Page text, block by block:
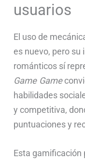
usuarios
El uso de
es nuevo, pero
románticos sí
Game Game
habilidades
y competitiva,
puntuaciones y
Esta